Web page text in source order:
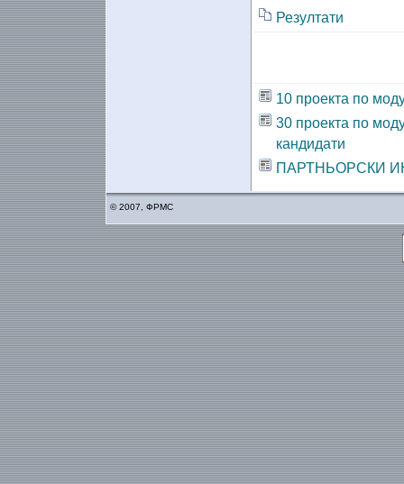
Резултати
10 проекта по
30 проекта по
кандидати
ПАРТНЬОРСКИ
© 2007, ФРМС